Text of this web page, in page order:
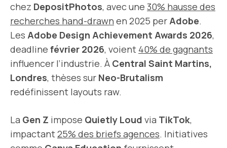
chez DepositPhotos, avec une 30% hausse des
recherches hand-drawn en 2025 per Adobe.
Les Adobe Design Achievement Awards 2026,
deadline février 2026, voient 40% de gagnants
influencer l’industrie. À Central Saint Martins,
Londres, thèses sur Neo-Brutalism
redéfinissent layouts raw.
La Gen Z impose Quietly Loud via TikTok,
impactant25% des briefs agences. Initiatives